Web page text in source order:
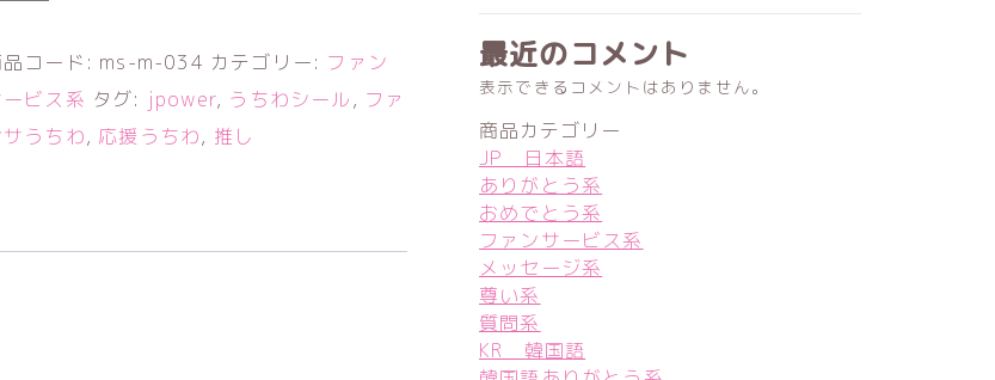
コード: ms-m-034 カテゴリー: ファン
ビス系 タグ: jpower, うちわシール, ファ
サうちわ, 応援うちわ, 推し
最近のコメント
表示できるコメントはありません。
商品カテゴリー
JP 日本語
ありがとう系
おめでとう系
ファンサービス系
メッセージ系
尊い系
質問系
KR 韓国語